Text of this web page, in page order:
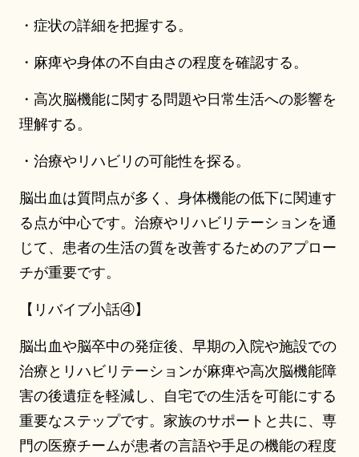
・症状の詳細を把握する。
・麻痺や身体の不自由さの程度を確認する。
・高次脳機能に関する問題や日常生活への影響を
理解する。
・治療やリハビリの可能性を探る。
脳出血は質問点が多く、身体機能の低下に関連す
る点が中心です。治療やリハビリテーションを通
じて、患者の生活の質を改善するためのアプロー
チが重要です。
【リバイブ小話④】
脳出血や脳卒中の発症後、早期の入院や施設での
治療とリハビリテーションが麻痺や高次脳機能障
害の後遺症を軽減し、自宅での生活を可能にする
重要なステップです。家族のサポートと共に、専
門の医療チームが患者の言語や手足の機能の程度